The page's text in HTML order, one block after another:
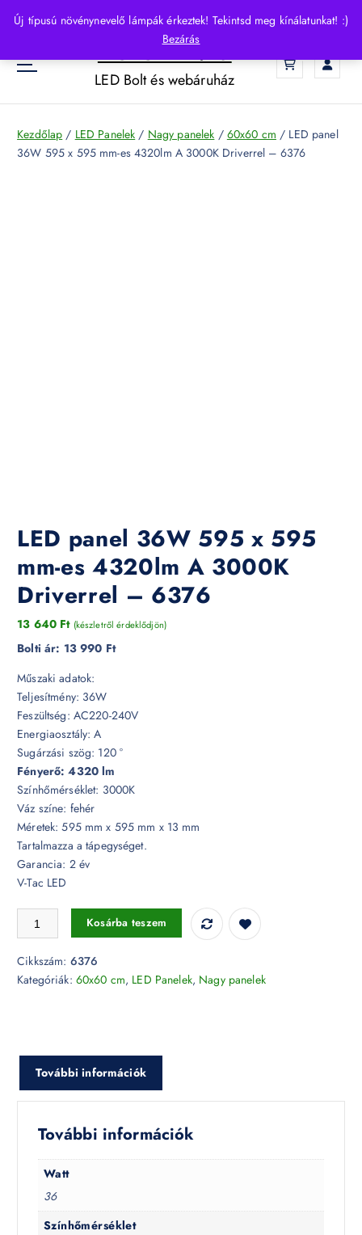
Új típusú növénynevelő lámpák érkeztek! Tekintsd meg kínálatunkat! :)
Bezárás
p
o
HelloLED.hu
LED Bolt és webáruház
Kezdőlap / LED Panelek / Nagy panelek / 60x60 cm / LED panel
36W 595 x 595 mm-es 4320lm A 3000K Driverrel – 6376
LED panel 36W 595 x 595
mm-es 4320lm A 3000K
Driverrel – 6376
13 640 Ft (készletről érdeklődjön)
Bolti ár: 13 990 Ft
Műszaki adatok:
Teljesítmény: 36W
Feszültség: AC220-240V
Energiaosztály: A
Sugárzási szög: 120 °
Fényerő: 4320 lm
Színhőmérséklet: 3000K
Váz színe: fehér
Méretek: 595 mm x 595 mm x 13 mm
Tartalmazza a tápegységet.
Garancia: 2 év
V-Tac LED
LED panel 36W 595 x 595 mm-es 4320lm A 3000K Driverrel - 6376
Kosárba teszem
Cikkszám: 6376
Kategóriák: 60x60 cm, LED Panelek, Nagy panelek
További információk
További információk
Watt
36
Színhőmérséklet